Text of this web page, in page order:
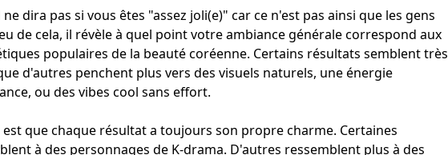
dira pas si vous êtes "assez joli(e)" car ce n'est pas ainsi que les gens
de cela, il révèle à quel point votre ambiance générale correspond aux
populaires de la beauté coréenne. Certains résultats semblent très
d'autres penchent plus vers des visuels naturels, une énergie
ou des vibes cool sans effort.
que chaque résultat a toujours son propre charme. Certaines
à des personnages de K-drama. D'autres ressemblent plus à des